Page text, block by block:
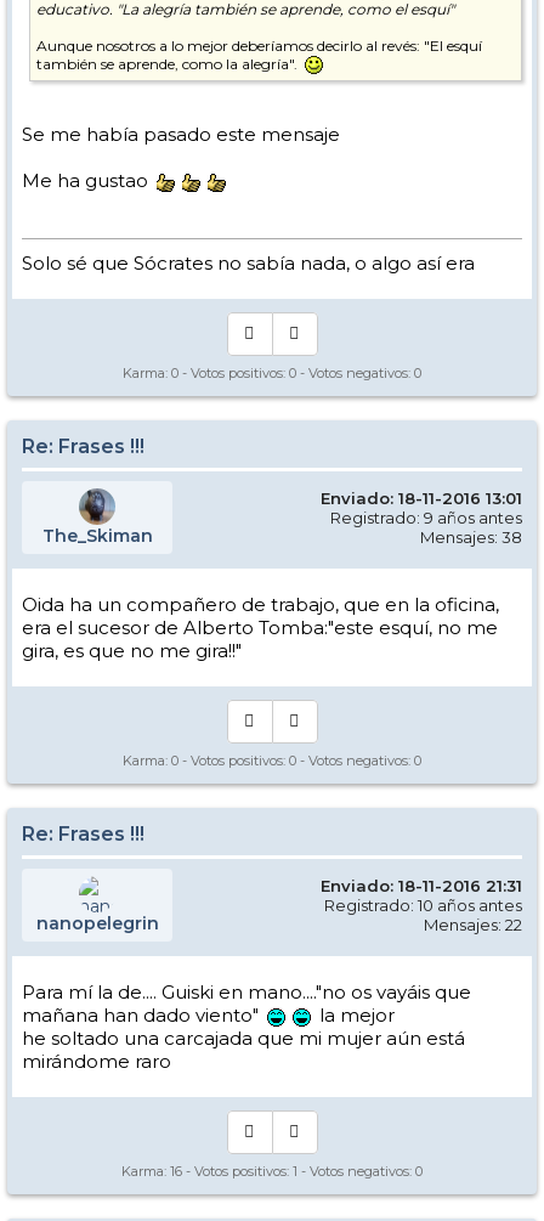
educativo. "La alegría también se aprende, como el esquí"
Aunque nosotros a lo mejor deberíamos decirlo al revés: "El esquí
también se aprende, como la alegría".
Se me había pasado este mensaje
Me ha gustao
Solo sé que Sócrates no sabía nada, o algo así era
Karma: 0 - Votos positivos: 0 - Votos negativos: 0
Re: Frases !!!
The_Skiman
Enviado: 18-11-2016 13:01
Registrado: 9 años antes
Mensajes: 38
Oida ha un compañero de trabajo, que en la oficina,
era el sucesor de Alberto Tomba:"este esquí, no me
gira, es que no me gira!!"
Karma: 0 - Votos positivos: 0 - Votos negativos: 0
Re: Frases !!!
nanopelegrin
Enviado: 18-11-2016 21:31
Registrado: 10 años antes
Mensajes: 22
Para mí la de.... Guiski en mano...."no os vayáis que
mañana han dado viento"
la mejor
he soltado una carcajada que mi mujer aún está
mirándome raro
Karma: 16 - Votos positivos: 1 - Votos negativos: 0